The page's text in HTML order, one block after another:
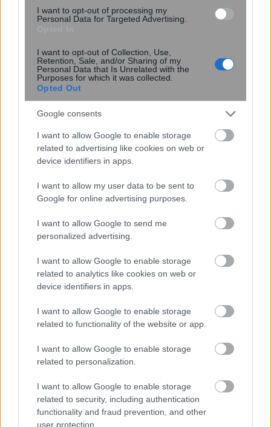
I want to opt-out of processing my
Personal Data for Targeted Advertising.
I want to opt-out of Collection, Use,
Retention, Sale, and/or Sharing of my
Personal Data that Is Unrelated with the
Purposes for which it was collected.
Opted Out
Google consents
I want to allow Google to enable storage
related to advertising like cookies on web or
device identifiers in apps.
I want to allow my user data to be sent to
Google for online advertising purposes.
I want to allow Google to send me
personalized advertising.
I want to allow Google to enable storage
related to analytics like cookies on web or
device identifiers in apps.
I want to allow Google to enable storage
related to functionality of the website or app.
I want to allow Google to enable storage
related to personalization.
I want to allow Google to enable storage
related to security, including authentication
functionality and fraud prevention, and other
user protection.
διατηρείται πάντα αδύνατη: «Τρώω
ελάφι και βίσονα για ...
νανομέτρου τη συμπεριφορά 2D
υλικών
Ψεύτικα PDF και εφαρμογές
συνομιλίας μετατρέπουν υπολογιστές
και Android σε εργαλεία